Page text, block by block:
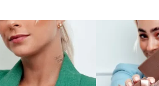
femininos, em geral, são
de detalhes intrincados, que
que não pecam na beleza.
decidir qual das opções é a
a chance de acertar em sua